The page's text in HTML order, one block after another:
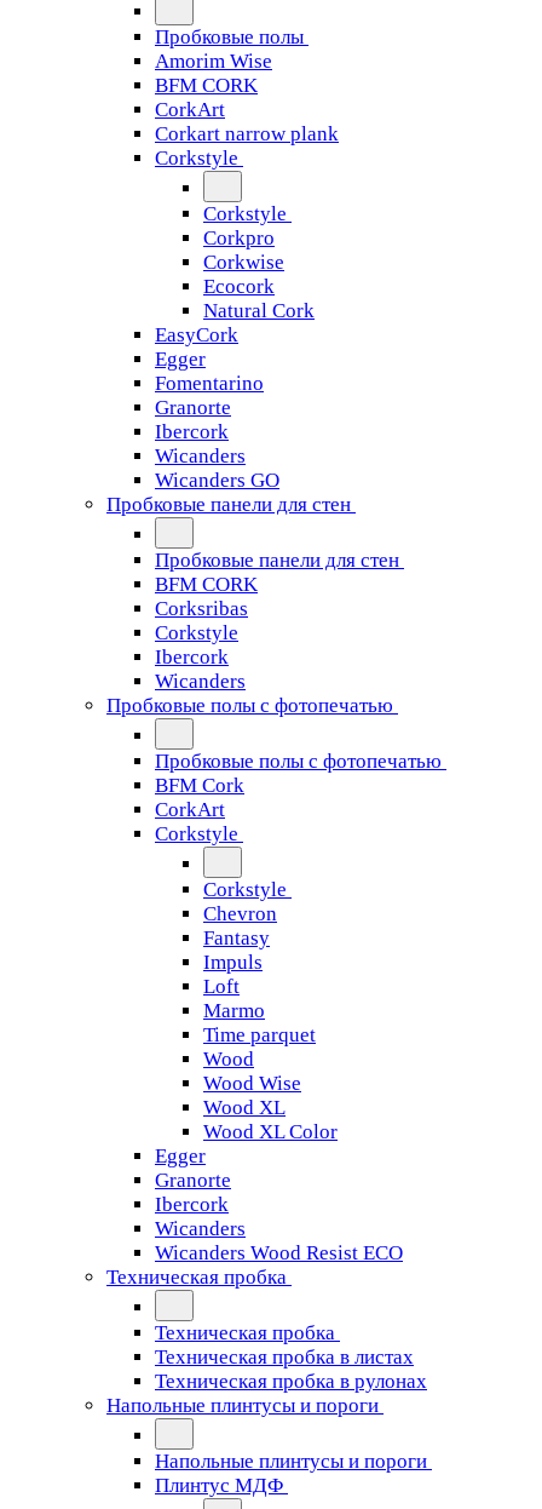
Пробковые полы
Amorim Wise
BFM CORK
CorkArt
Corkart narrow plank
Corkstyle
Corkstyle
Corkpro
Corkwise
Ecocork
Natural Cork
EasyCork
Egger
Fomentarino
Granorte
Ibercork
Wicanders
Wicanders GO
Пробковые панели для стен
Пробковые панели для стен
BFM CORK
Corksribas
Corkstyle
Ibercork
Wicanders
Пробковые полы с фотопечатью
Пробковые полы с фотопечатью
BFM Cork
CorkArt
Corkstyle
Corkstyle
Chevron
Fantasy
Impuls
Loft
Marmo
Time parquet
Wood
Wood Wise
Wood XL
Wood XL Color
Egger
Granorte
Ibercork
Wicanders
Wicanders Wood Resist ECO
Техническая пробка
Техническая пробка
Техническая пробка в листах
Техническая пробка в рулонах
Напольные плинтусы и пороги
Напольные плинтусы и пороги
Плинтус МДФ